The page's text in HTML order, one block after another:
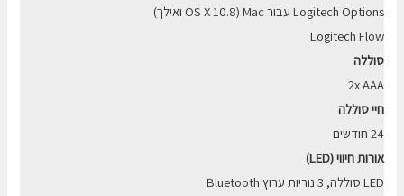
Logitech Options עבור Mac (OS X 10.8 ואילך)
Logitech Flow
סוללה
2x AAA
חיי סוללה
24 חודשים
אורות חיווי (LED)
LED סוללה, 3 נוריות ערוץ Bluetooth